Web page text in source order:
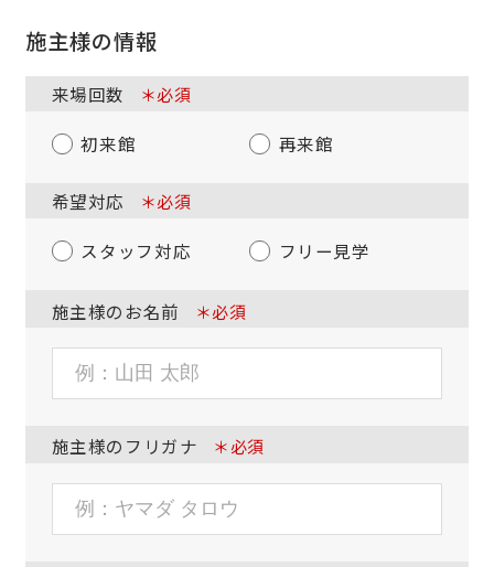
施主様の情報
来場回数 ＊必須
初来館 再来館
希望対応 ＊必須
スタッフ対応 フリー見学
施主様のお名前 ＊必須
施主様のフリガナ ＊必須